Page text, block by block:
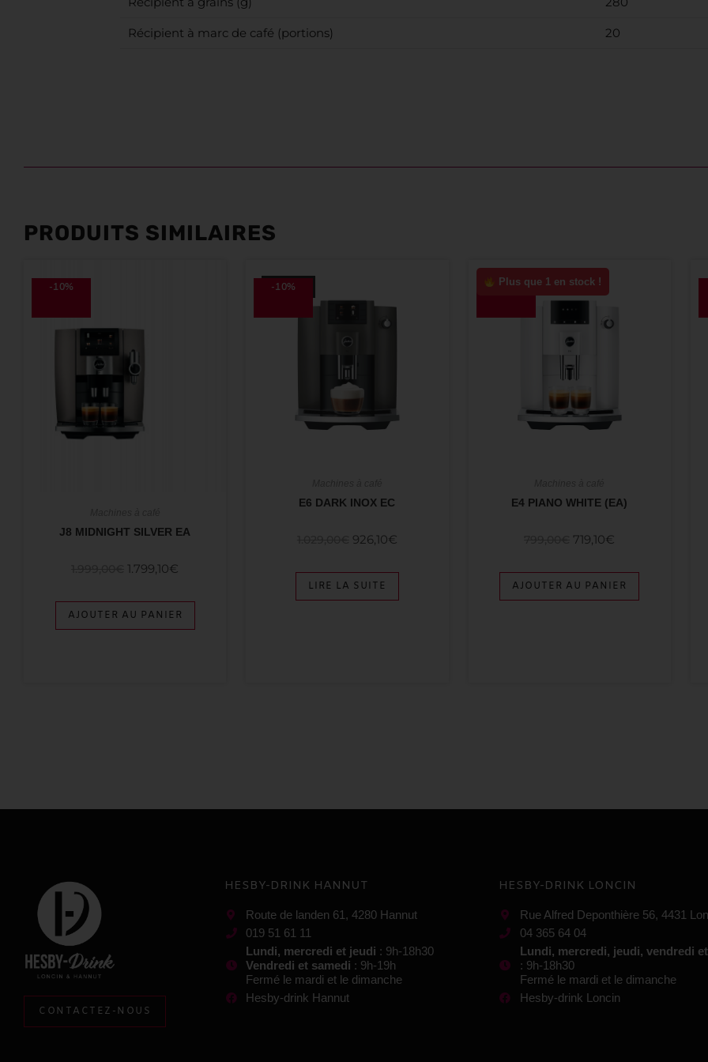
Récipient à marc de café (portions) 20
PRODUITS SIMILAIRES
-10%
J8 MIDNIGHT SILVER EA
1.799,10€
AJOUTER AU PANIER
ÉPUISÉ
-10%
E6 DARK INOX EC
926,10€
LIRE LA SUITE
Plus que 1 en stock !
-10%
E4 PIANO WHITE (EA)
719,10€
AJOUTER AU PANIER
CONTACTEZ-NOUS
HESBY-DRINK HANNUT
Route de landen 61, 4280 Hannut
019 51 61 11
Lundi, mercredi et jeudi : 9h-18h30
Vendredi et samedi : 9h-19h
Fermé le mardi et le dimanche
Hesby-drink Hannut
HESBY-DRINK LONCIN
Rue Alfred Deponthière 56, 4431
04 365 64 04
Lundi, mercredi, jeudi, vendredi
: 9h-18h30
Fermé le mardi et le dimanche
Hesby-drink Loncin